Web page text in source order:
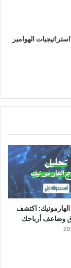
الهوامير
الهارمونيك: اكتشف
وضاعف أرباحك